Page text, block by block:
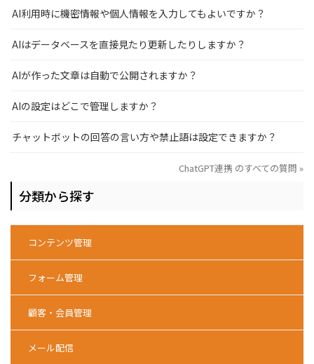
AI利用時に機密情報や個人情報を入力してもよいですか？
AIはデータベースを直接見たり更新したりしますか？
AIが作った文章は自動で公開されますか？
AIの設定はどこで管理しますか？
チャットボットの回答の言い方や禁止語は設定できますか？
ChatGPT連携 のすべての質問 »
分類から探す
コンテンツ管理
フォーム管理
顧客・会員管理
メール配信